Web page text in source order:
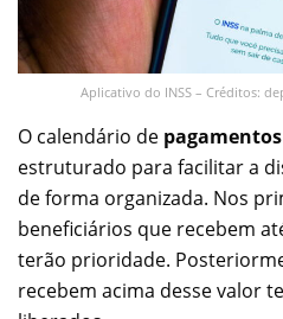
Aplicativo do INSS – Créditos:
O calendário de pagamentos
estruturado para facilitar a
de forma organizada. Nos
beneficiários que recebem
terão prioridade.
recebem acima desse valor